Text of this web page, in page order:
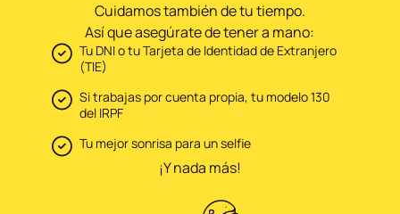
Cuidamos también de tu tiempo.
Así que asegúrate de tener a mano:
Tu DNI o tu Tarjeta de Identidad de Extranjero
(TIE)
Si trabajas por cuenta propia, tu modelo 130
del IRPF
Tu mejor sonrisa para un selfie
¡Y nada más!